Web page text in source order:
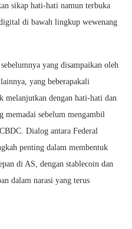
sikap hati-hati namun terbuka
di bawah lingkup wewenang
yang disampaikan oleh
yang beberapakali
melanjutkan dengan hati-hati dan
memadai sebelum mengambil
Dialog antara Federal
penting dalam membentuk
di AS, dengan stablecoin dan
dalam narasi yang terus